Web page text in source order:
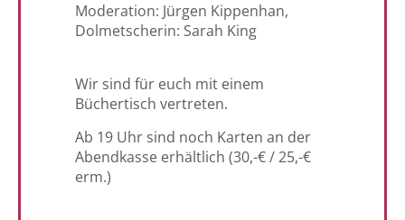
Moderation: Jürgen Kippenhan,
Dolmetscherin: Sarah King
Wir sind für euch mit einem
Büchertisch vertreten.
Ab 19 Uhr sind noch Karten an der
Abendkasse erhältlich (30,-€ / 25,-€
erm.)